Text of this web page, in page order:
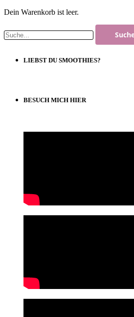
Dein Warenkorb ist leer.
LIEBST DU SMOOTHIES?
BESUCH MICH HIER